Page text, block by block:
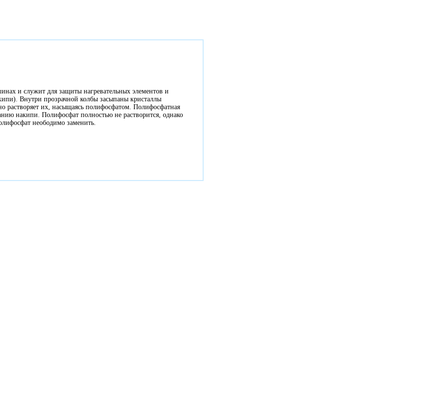
и служит для защиты нагревательных элементов и
Внутри прозрачной колбы засыпаны кристаллы
растворяет их, насыщаясь полифосфатом. Полифосфатная
накипи. Полифосфат полностью не растворится, однако
неободимо заменить.